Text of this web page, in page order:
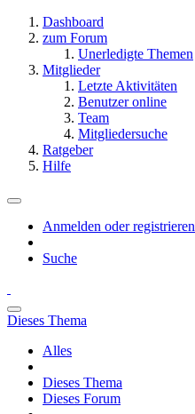
Dashboard
zum Forum
Unerledigte Themen
Mitglieder
Letzte Aktivitäten
Benutzer online
Team
Mitgliedersuche
Ratgeber
Hilfe
Anmelden oder registrieren
Suche
Dieses Thema
Alles
Dieses Thema
Dieses Forum